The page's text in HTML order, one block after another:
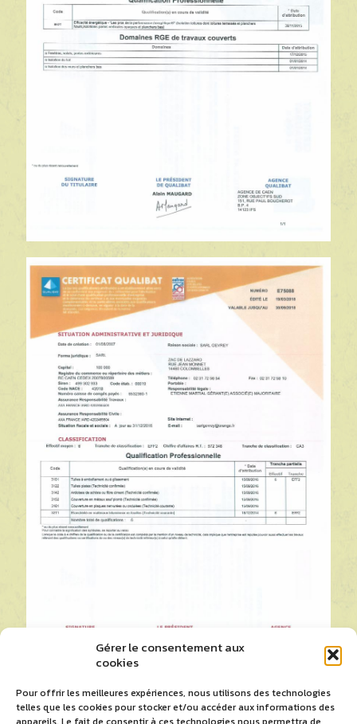
Gérer le consentement aux
cookies
Pour offrir les meilleures expériences, nous utilisons des technologies
telles que les cookies pour stocker et/ou accéder aux informations des